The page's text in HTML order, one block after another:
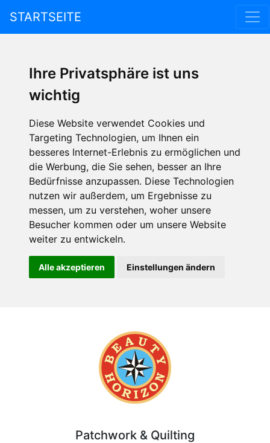
Ihre Privatsphäre ist uns
wichtig
Diese Website verwendet Cookies und
Targeting Technologien, um Ihnen ein
besseres Internet-Erlebnis zu ermöglichen und
die Werbung, die Sie sehen, besser an Ihre
Bedürfnisse anzupassen. Diese Technologien
nutzen wir außerdem, um Ergebnisse zu
messen, um zu verstehen, woher unsere
Besucher kommen oder um unsere Website
weiter zu entwickeln.
Alle akzeptieren Einstellungen ändern
STARTSEITE
Patchwork & Quilting